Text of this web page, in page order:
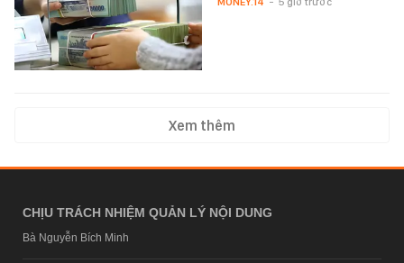
Xem thêm
CHỊU TRÁCH NHIỆM QUẢN LÝ NỘI DUNG
Bà Nguyễn Bích Minh